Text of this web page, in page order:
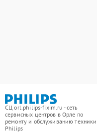
СЦ orl.philips-fixim.ru - сеть
сервисных центров в Орле по
ремонту и обслуживанию техники
Philips